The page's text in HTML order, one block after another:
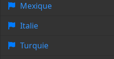
Mexique
Italie
Turquie